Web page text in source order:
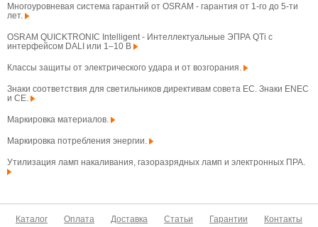
Многоуровневая система гарантий от OSRAM - гарантия от 1-го до 5-ти
лет.
OSRAM QUICKTRONIC Intelligent - Интеллектуальные ЭПРА QTi с
интерфейсом DALI или 1–10 В
Классы защиты от электрического удара и от возгорания.
Знаки соответствия для светильников директивам совета ЕС. Знаки ENEC
и CE.
Маркировка материалов.
Маркировка потребления энергии.
Утилизация ламп накаливания, газоразрядных ламп и электронных ПРА.
Каталог Оплата Доставка Статьи Гарантии Контакты